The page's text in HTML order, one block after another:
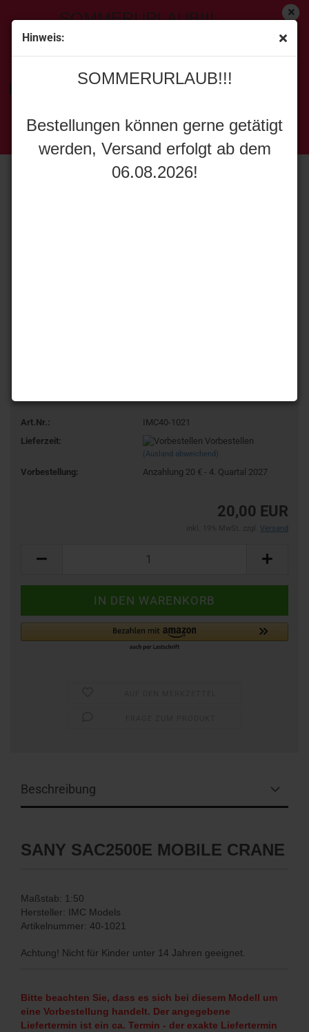
Hinweis:
SOMMERURLAUB!!!
Bestellungen können gerne getätigt
werden, Versand erfolgt ab dem
06.08.2026!
SOMMERURLAUB!!!
Bestellungen können gerne getätigt
06.08.2026!
« Erster [<zurück]
weiter »
Artikel in dieser Kategorie
Art.Nr.:
IMC40-1021
Lieferzeit:
Vorbestellen
(Ausland abweichend)
Vorbestellung: Anzahlung 20 € - 4. Quartal 2027
20,00 EUR
Versand
Beschreibung
SANY SAC2500E MOBILE CRANE
Maßstab: 1:50
Hersteller: IMC Models
Artikelnummer: 40-1021
Achtung! Nicht für Kinder unter 14 Jahren geeignet.
Bitte beachten Sie, dass es sich bei diesem Modell um
eine Vorbestellung handelt. Der angegebene
Liefertermin ist ein ca. Termin - der exakte Liefertermin